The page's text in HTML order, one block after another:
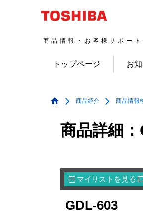
商品情報・お客様サポート
トップページ お
商品紹介 商品情報
商品詳細
マイリスト を見る 
GDL-603